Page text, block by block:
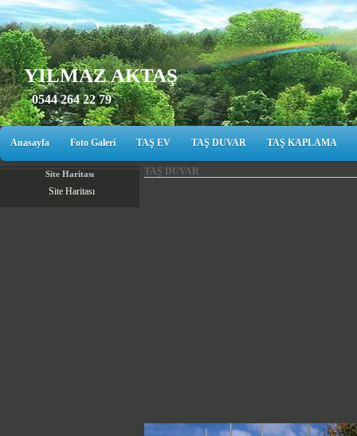
YILMAZ AKTAŞ
0544 264 22 79
Anasayfa Foto Galeri TAŞ EV TAŞ DUVAR TAŞ KAPLAMA
Site Haritası
Site Haritası
TAŞ DUVAR